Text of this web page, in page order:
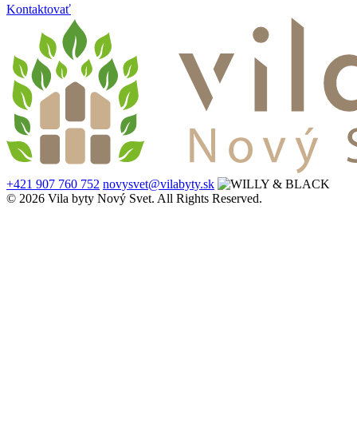
Kontaktovať
+421 907 760 752 novysvet@vilabyty.sk
© 2026 Vila byty Nový Svet. All Rights Reserved.